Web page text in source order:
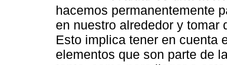
hacemos permanentemente
en nuestro alrededor y tomar
Esto implica tener en cuenta
elementos que son parte de